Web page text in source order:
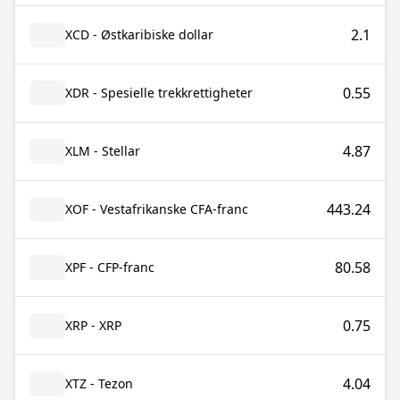
XCD - Østkaribiske dollar 2.1
XDR - Spesielle trekkrettigheter 0.55
XLM - Stellar 4.87
XOF - Vestafrikanske CFA-franc 443.24
XPF - CFP-franc 80.58
XRP - XRP 0.75
XTZ - Tezon 4.04